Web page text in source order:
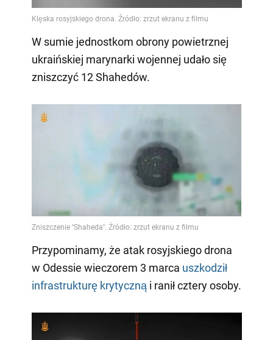
Video
W sumie jednostkom obrony powietrznej
ukraińskiej marynarki wojennej udało się
zniszczyć 12 Shahedów.
Przypominamy, że atak rosyjskiego drona
w Odessie wieczorem 3 marca uszkodził
infrastrukturę krytycznąi ranił cztery osoby.